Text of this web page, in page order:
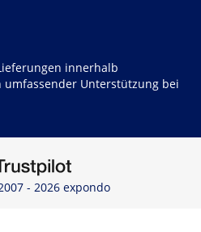
innerhalb
umfassender Unterstützung bei
- 2026 expondo